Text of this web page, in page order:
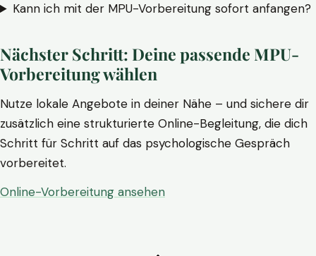
Kann ich mit der MPU-Vorbereitung sofort anfangen?
Nächster Schritt: Deine passende MPU-
Vorbereitung wählen
Nutze lokale Angebote in deiner Nähe – und sichere dir
zusätzlich eine strukturierte Online-Begleitung, die dich
Schritt für Schritt auf das psychologische Gespräch
vorbereitet.
Online-Vorbereitung ansehen